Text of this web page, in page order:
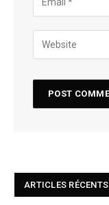
ARTICLES RÉCENTS